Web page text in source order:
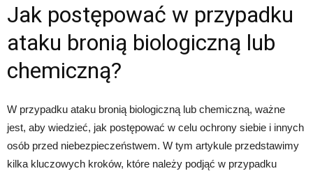
Jak postępować w przypadku
ataku bronią biologiczną lub
chemiczną?
W przypadku ataku bronią biologiczną lub chemiczną, ważne
jest, aby wiedzieć, jak postępować w celu ochrony siebie i innych
osób przed niebezpieczeństwem. W tym artykule przedstawimy
kilka kluczowych kroków, które należy podjąć w przypadku